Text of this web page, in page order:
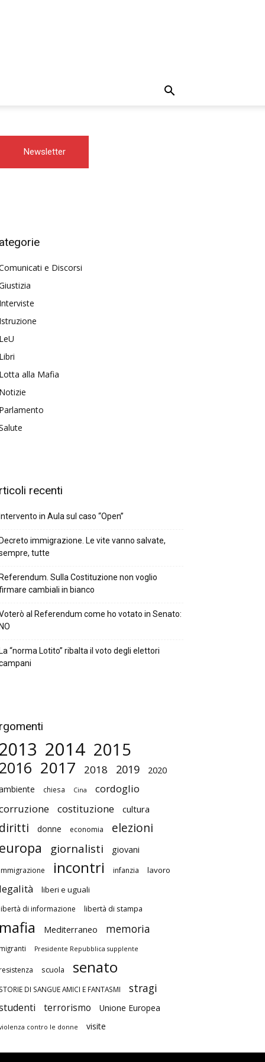
Newsletter
e Discorsi
alla Mafia
recenti
in Aula sul caso “Open”
immigrazione. Le vite vanno salvate,
tutte
Sulla Costituzione non voglio
cambiali in bianco
al Referendum come ho votato in Senato:
“norma Lotito” ribalta il voto degli elettori
2014 2015
2017 2018 2019 2020
chiesa Cina
cordoglio
costituzione cultura
donne economia elezioni
giornalisti giovani
incontri infanzia lavoro
liberi e uguali
di informazione libertà di stampa
Mediterraneo memoria
Presidente Repubblica supplente
scuola senato
DI SANGUE AMICI E FANTASMI stragi
terrorismo Unione Europea
contro le donne visite